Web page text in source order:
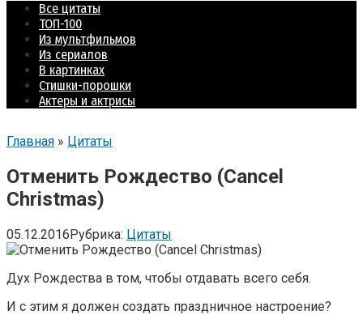
Все цитаты
ТОП-100
Из мультфильмов
Из сериалов
В картинках
Стишки-порошки
Актеры и актрисы
Главная » Цитаты
Отменить Рождество (Cancel
Christmas)
05.12.2016Рубрика: Цитаты
Дух Рождества в том, чтобы отдавать всего себя.
И с этим я должен создать праздничное настроение?